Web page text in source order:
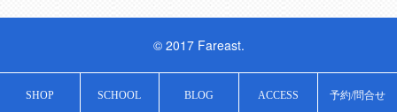
SHOP SCHOOL BLOG ACCESS 予約/問合せ
© 2017 Fareast.